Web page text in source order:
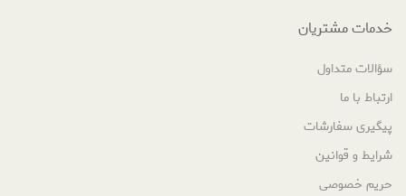
خدمات مشتریان
سؤالات متداول
ارتباط با ما
پیگیری سفارشات
شرایط و قوانین
حریم خصوصی